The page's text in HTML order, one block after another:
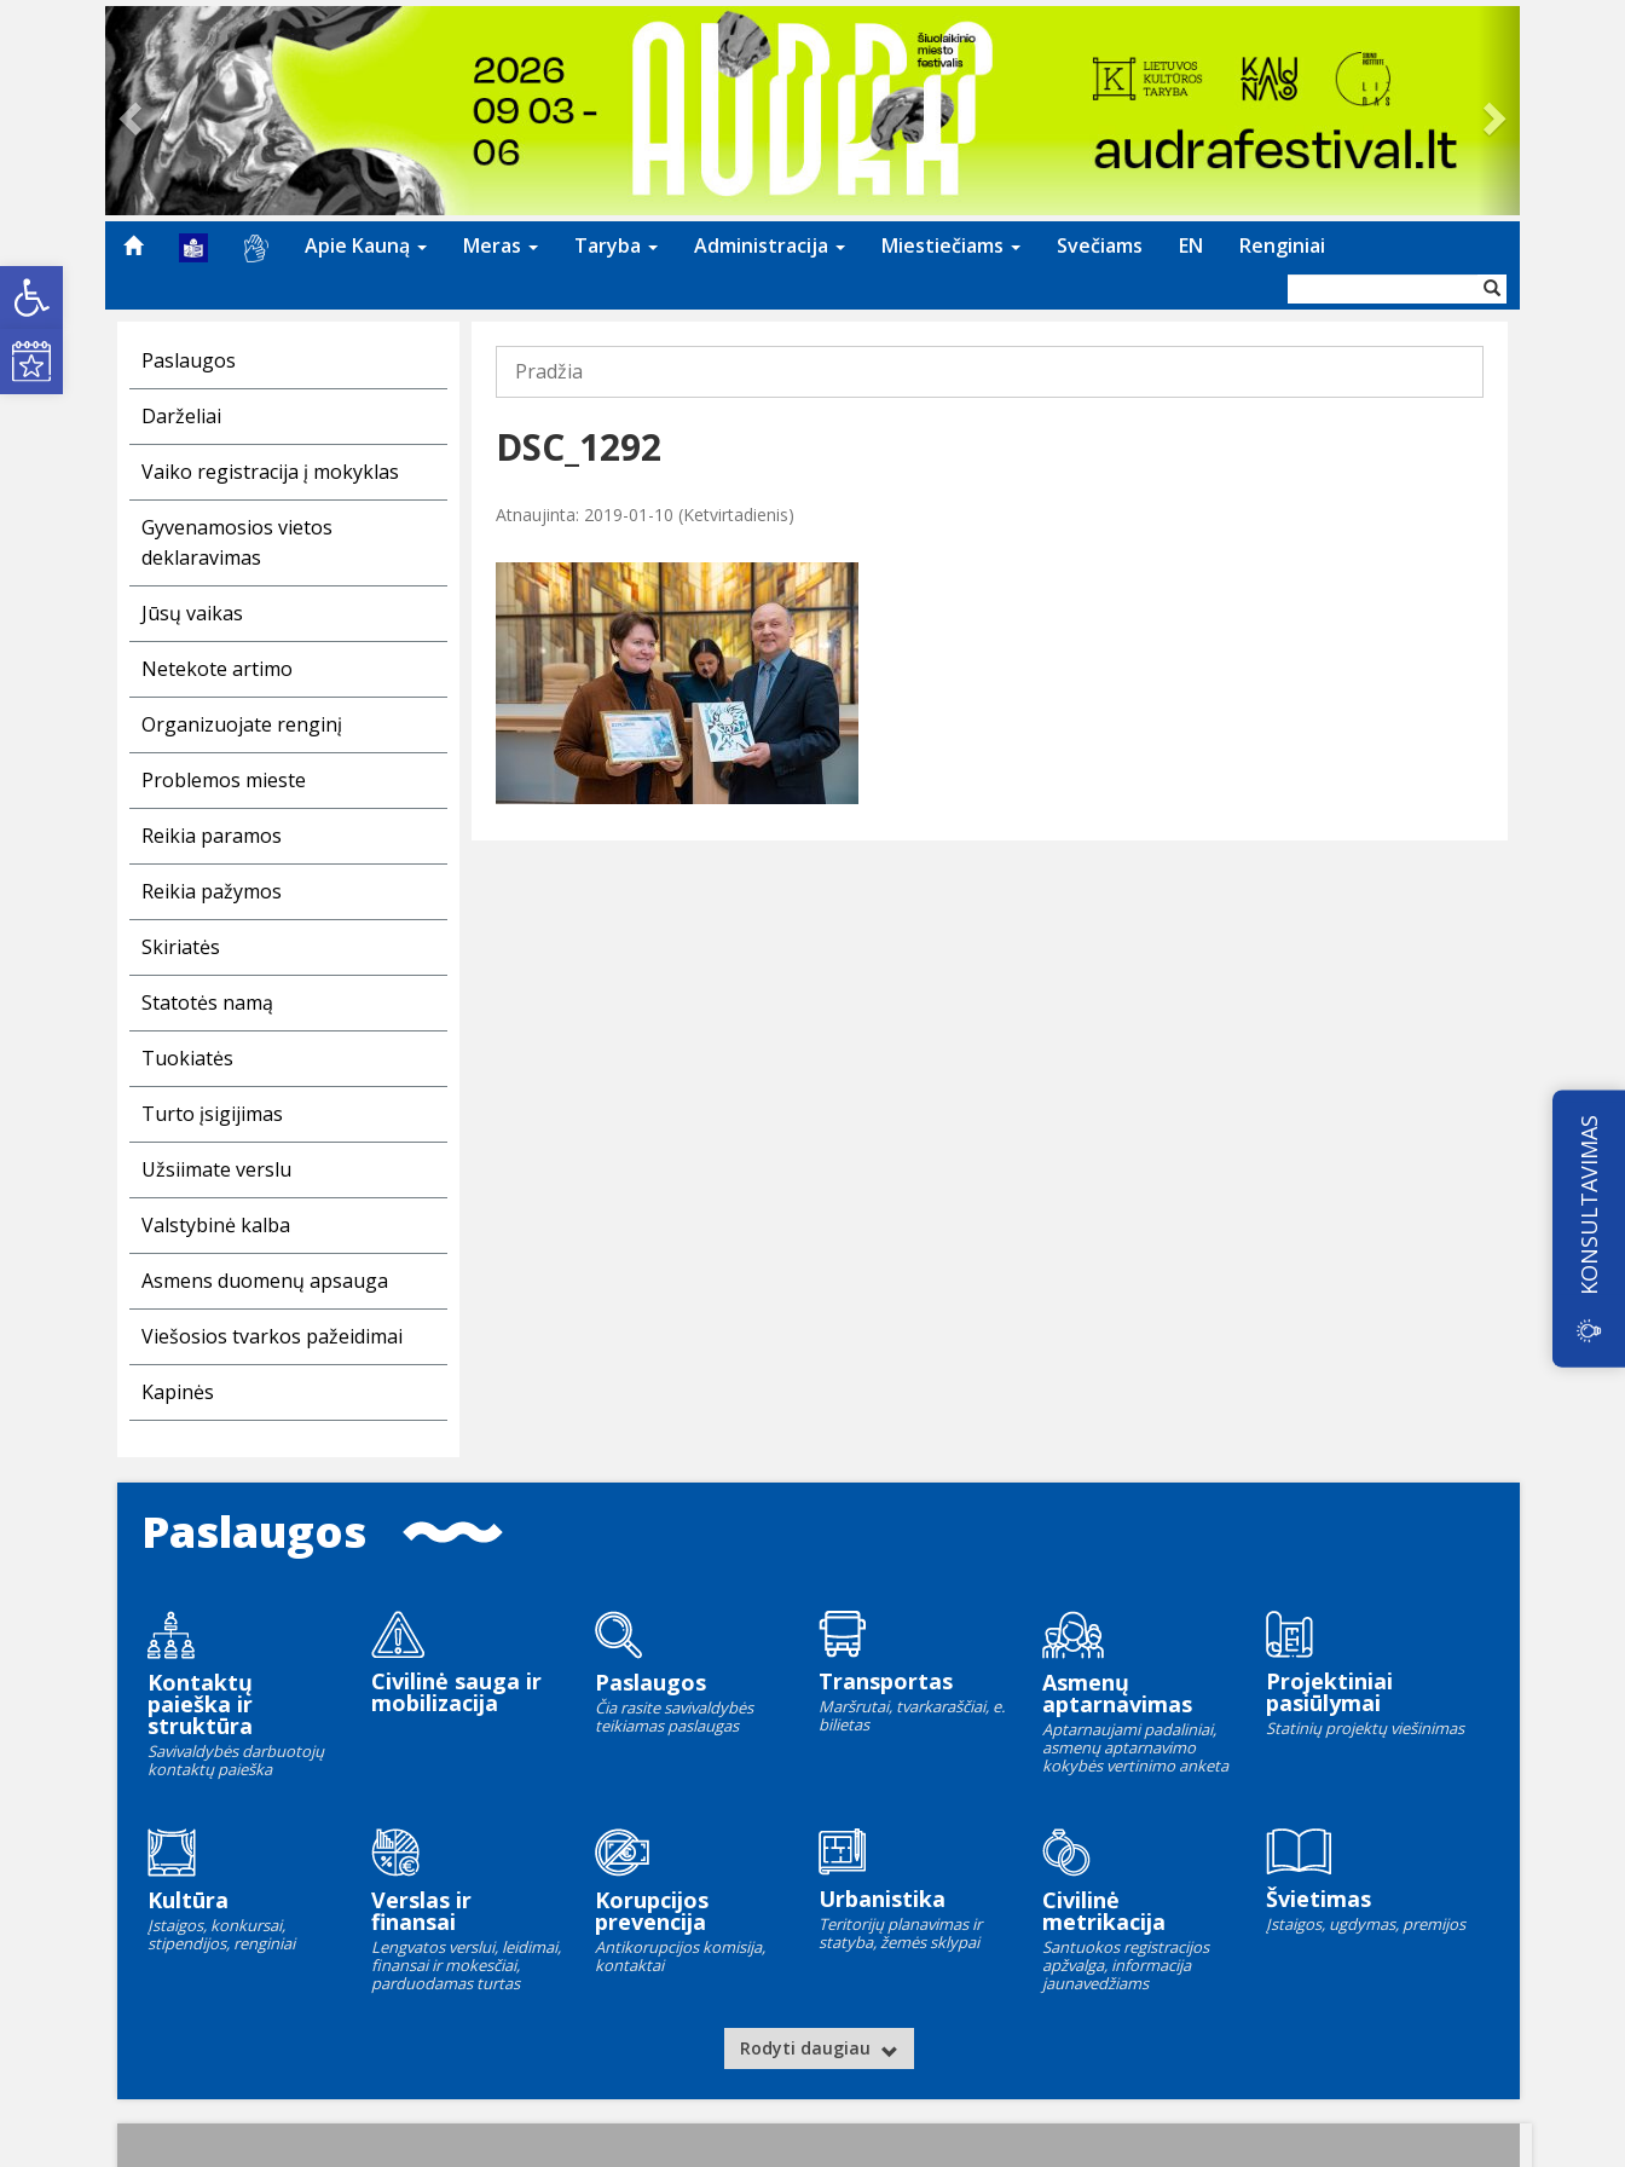
Open toolbar
Kultūros renginiai
Previous
Apie Kauną Meras Taryba Administracija Miestiečiams Svečiams EN Renginiai
forma
Paslaugos
Darželiai
Vaiko registracija į mokyklas
Gyvenamosios vietos
deklaravimas
Jūsų vaikas
Netekote artimo
Organizuojate renginį
Problemos mieste
Reikia paramos
Reikia pažymos
Skiriatės
Statotės namą
Tuokiatės
Turto įsigijimas
Užsiimate verslu
Valstybinė kalba
Asmens duomenų apsauga
Viešosios tvarkos pažeidimai
Kapinės
Pradžia
DSC_1292
Atnaujinta: 2019-01-10 (Ketvirtadienis)
Paslaugos
Kontaktų
paieška ir
struktūra
Savivaldybės darbuotojų
kontaktų paieška
Civilinė sauga ir
mobilizacija
Paslaugos
Čia rasite savivaldybės
teikiamas paslaugas
Transportas
Maršrutai, tvarkaraščiai, e.
bilietas
Asmenų
aptarnavimas
Aptarnaujami padaliniai,
asmenų aptarnavimo
kokybės vertinimo anketa
Projektiniai
pasiūlymai
Statinių projektų viešinimas
Kultūra
Įstaigos, konkursai,
stipendijos, renginiai
Verslas ir
finansai
Lengvatos verslui, leidimai,
finansai ir mokesčiai,
parduodamas turtas
Korupcijos
prevencija
Antikorupcijos komisija,
kontaktai
Urbanistika
Teritorijų planavimas ir
statyba, žemės sklypai
Civilinė
metrikacija
Santuokos registracijos
apžvalga, informacija
jaunavedžiams
Švietimas
Įstaigos, ugdymas, premijos
Rodyti daugiau
KONSULTAVIMAS